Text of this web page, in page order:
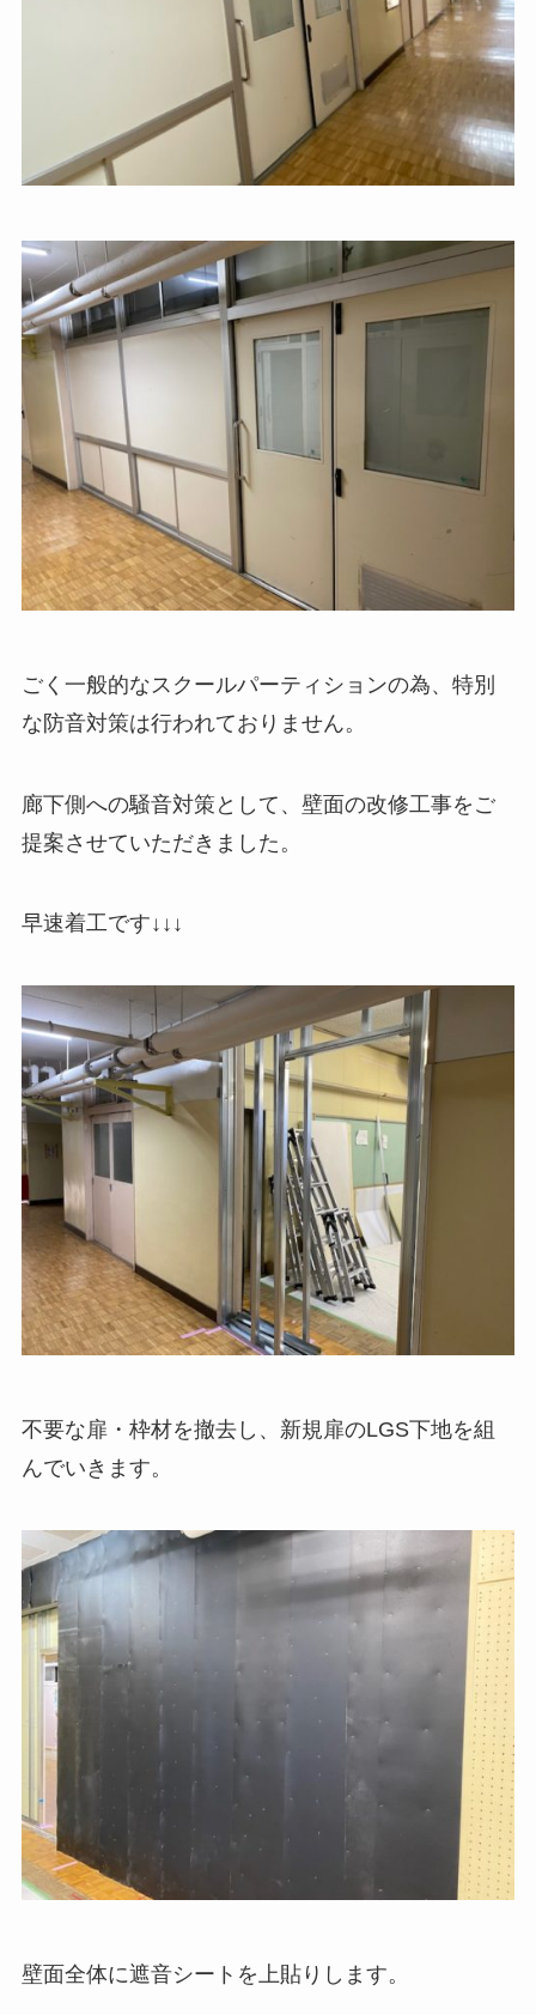
ごく一般的なスクールパーティションの為、特別
な防音対策は行われておりません。
廊下側への騒音対策として、壁面の改修工事をご
提案させていただきました。
早速着工です↓↓↓
不要な扉・枠材を撤去し、新規扉のLGS下地を組
んでいきます。
壁面全体に遮音シートを上貼りします。